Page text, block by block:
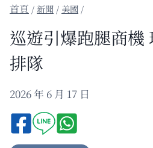
/新聞 / 美國 /
巡遊引爆跑腿商機
排隊
2026 年 6 月 17 日